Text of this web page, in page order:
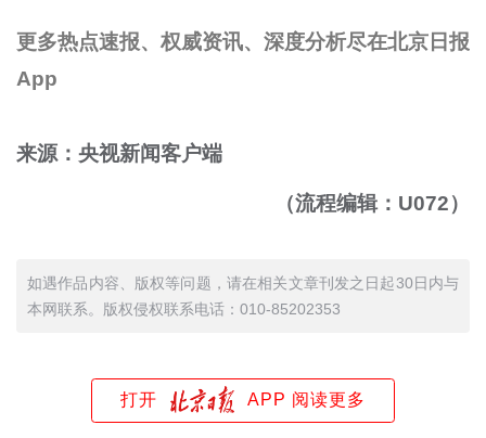
更多热点速报、权威资讯、深度分析尽在北京日报
App
来源：央视新闻客户端
（流程编辑：U072）
如遇作品内容、版权等问题，请在相关文章刊发之日起30日内与
本网联系。版权侵权联系电话：010-85202353
打开 APP 阅读更多